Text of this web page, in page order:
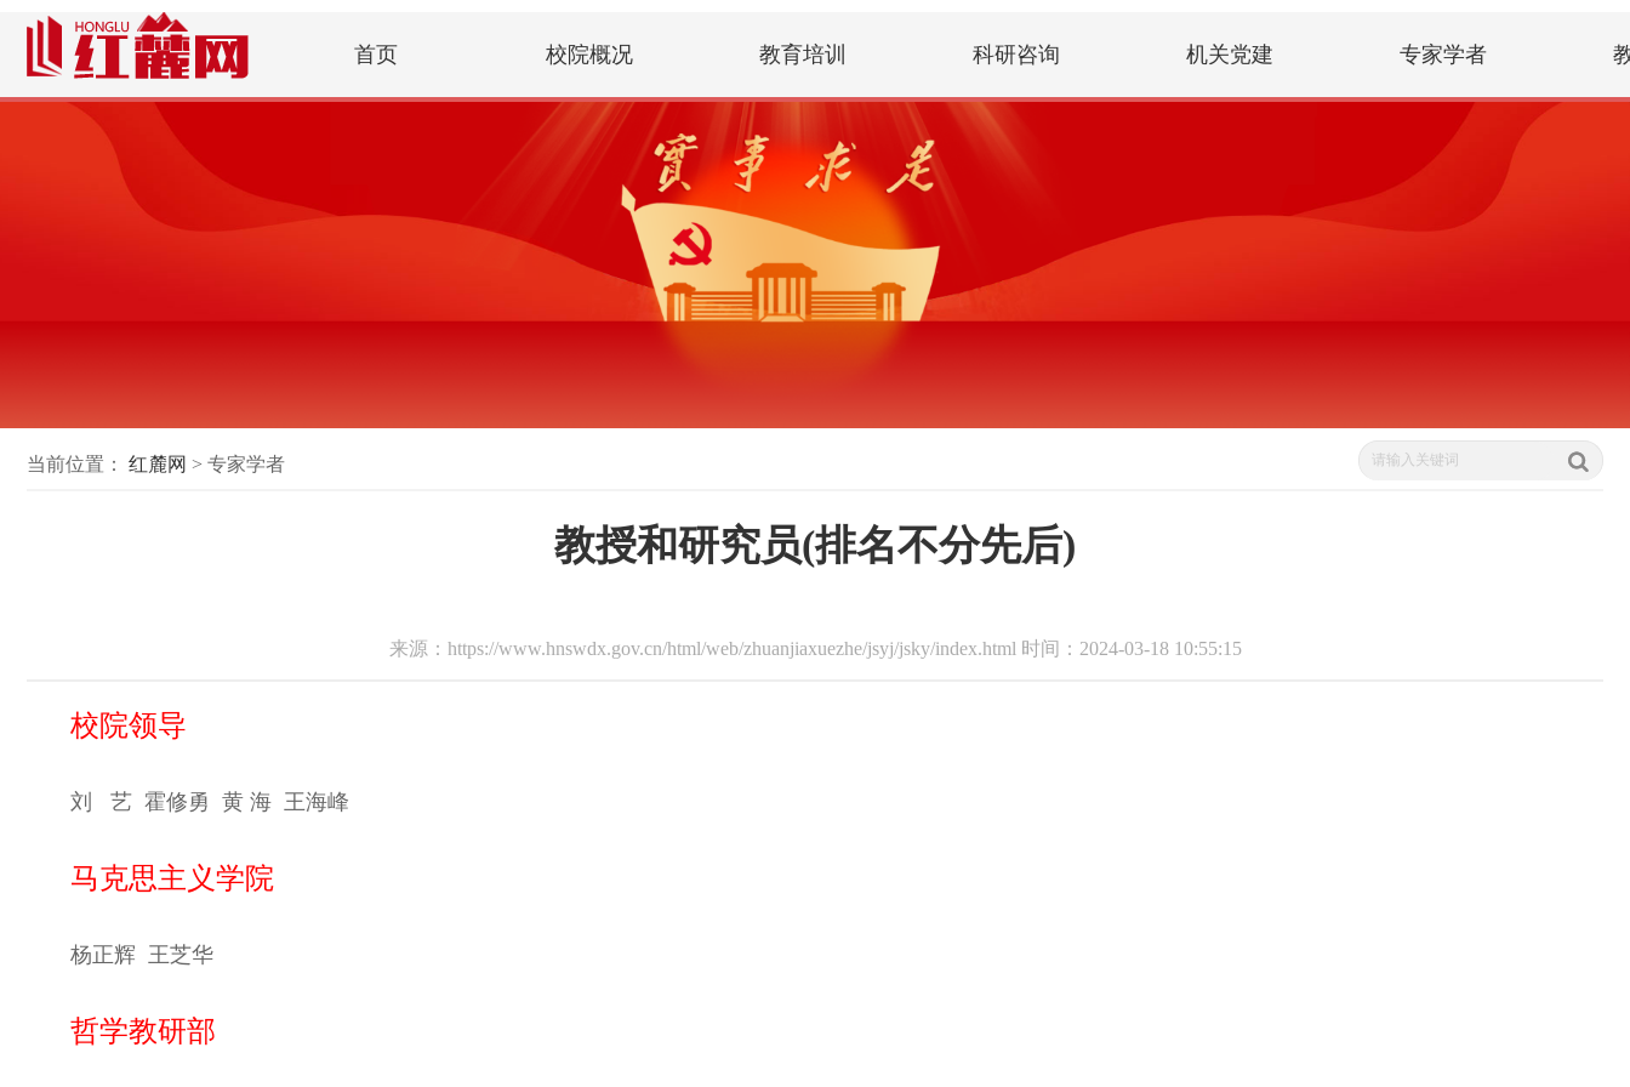
首页 校院概况 教育培训 科研咨询 机关党建 专家学者
当前位置： 红麓网 > 专家学者
教授和研究员(排名不分先后)
来源：https://www.hnswdx.gov.cn/html/web/zhuanjiaxuezhe/jsyj/jsky/index.html 时间：2024-03-18 10:55:15
校院领导
刘 艺 霍修勇 黄 海 王海峰
马克思主义学院
杨正辉 王芝华
哲学教研部